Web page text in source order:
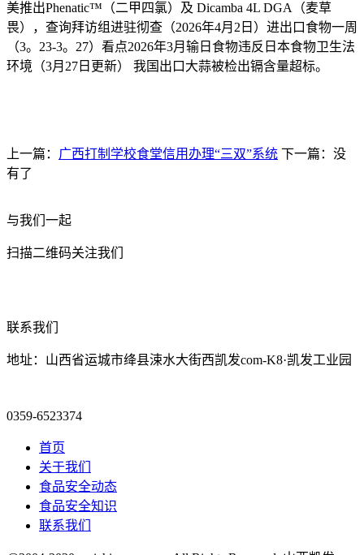
美推出Phenatic™（二甲四氯）及 Dicamba 4L DGA（麦草
畏），查询拜访组进驻彻查（2026年4月2日）进出口食物一周
（3。23-3。27）看点2026年3月输日食物违反日本食物卫生法
环境（3月27日更新） 我国出口大蒜被检出镉含量超标。
上一篇： 广西打制学校食堂信用办理“三双”系统 下一篇：没
有了
与我们一起
扫描二维码关注我们
联系我们
地址：山西省运城市绛县涑水大街西凯发com-K8·凯发工业园
0359-6523374
首页
关于我们
食品安全动态
食品安全知识
联系我们